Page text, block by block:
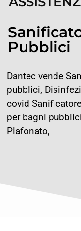
Pubblici
Dantec vende
pubblici,
covid
per bagni
Plafonato,